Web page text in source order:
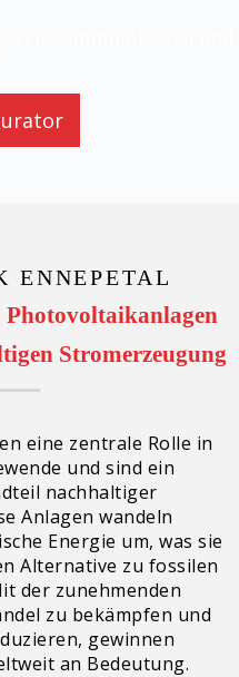
ENNEPETAL
Photovoltaikanlagen
Stromerzeugung
eine zentrale Rolle in
und sind ein
nachhaltiger
Anlagen wandeln
Energie um, was sie
Alternative zu fossilen
der zunehmenden
zu bekämpfen und
gewinnen
an Bedeutung.